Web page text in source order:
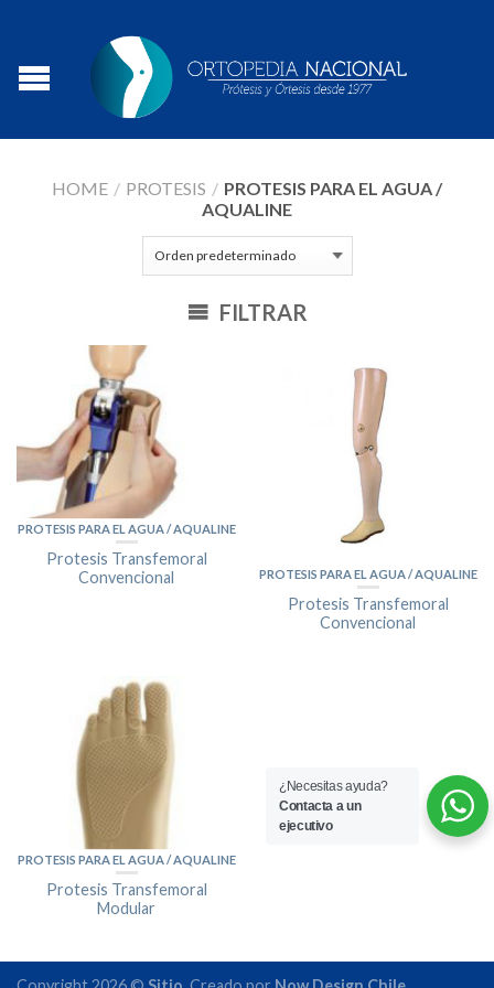
HOME / PROTESIS / PROTESIS PARA EL AGUA /
AQUALINE
FILTRAR
PROTESIS PARA EL AGUA / AQUALINE
Protesis Transfemoral
Convencional
PROTESIS PARA EL AGUA / AQUALINE
Protesis Transfemoral
Convencional
PROTESIS PARA EL AGUA / AQUALINE
Protesis Transfemoral
Modular
¿Necesitas ayuda?
Contacta a un
ejecutivo